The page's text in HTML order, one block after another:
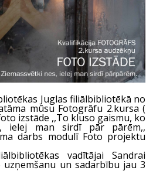
Juglas filiālbibliotēkā no
mūsu Fotogrāfu 2.kursa (
izstāde ,,To kluso gaismu, ko
ielej man sirdī pār pārēm,,
darbs modulī Foto projektu
vadītājai Sandrai
un sadarbību jau 3